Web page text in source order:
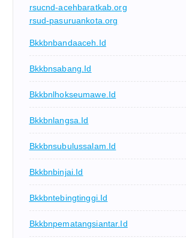
rsucnd-acehbaratkab.org
rsud-pasuruankota.org
Bkkbnbandaaceh.id
Bkkbnsabang.id
Bkkbnlhokseumawe.id
Bkkbnlangsa.id
Bkkbnsubulussalam.id
Bkkbnbinjai.id
Bkkbntebingtinggi.id
Bkkbnpematangsiantar.id